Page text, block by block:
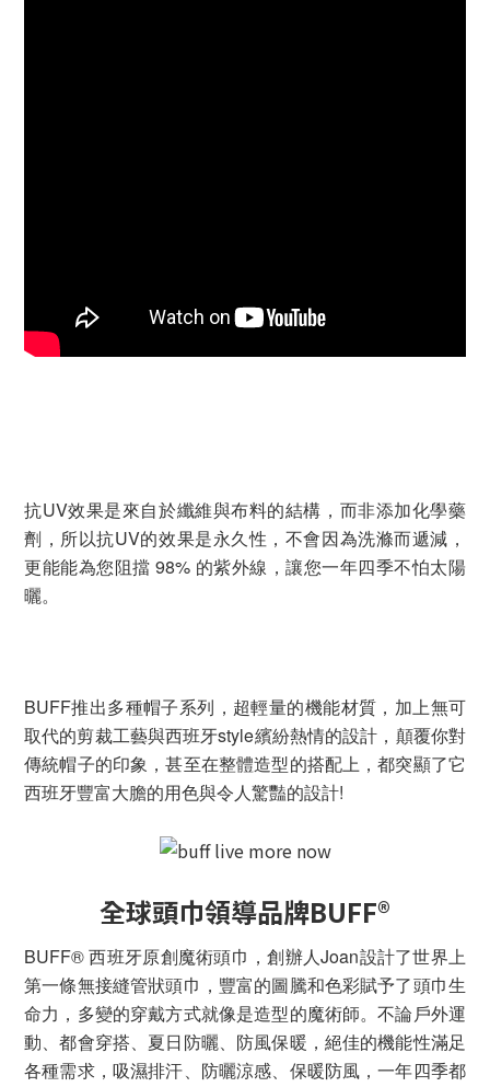
抗UV效果是來自於纖維與布料的結構，而非添加化學藥
劑，所以抗UV的效果是永久性，不會因為洗滌而遞減，
更能能為您阻擋 98% 的紫外線，讓您一年四季不怕太陽
曬。
BUFF推出多種帽子系列，超輕量的機能材質，加上無可
取代的剪裁工藝與西班牙style繽紛熱情的設計，顛覆你對
傳統帽子的印象，甚至在整體造型的搭配上，都突顯了它
西班牙豐富大膽的用色與令人驚豔的設計!
全球頭巾領導品牌BUFF®
BUFF® 西班牙原創魔術頭巾，創辦人Joan設計了世界上
第一條無接縫管狀頭巾，豐富的圖騰和色彩賦予了頭巾生
命力，多變的穿戴方式就像是造型的魔術師。不論戶外運
動、都會穿搭、夏日防曬、防風保暖，絕佳的機能性滿足
各種需求，吸濕排汗、防曬涼感、保暖防風，一年四季都